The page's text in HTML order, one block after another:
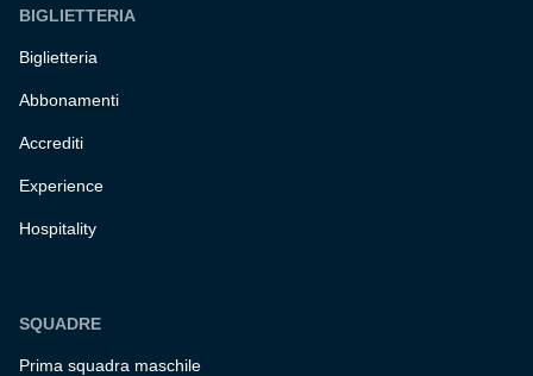
BIGLIETTERIA
Biglietteria
Abbonamenti
Accrediti
Experience
Hospitality
SQUADRE
Prima squadra maschile